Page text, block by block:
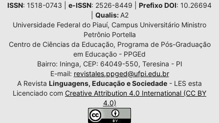
ISSN: 1518-0743 | e-ISSN: 2526-8449 | Prefixo DOI: 10.26694
Qualis: A2
Universidade Federal do Piauí, Campus Universitário Ministro
Petrônio Portella
Centro de Ciências da Educação, Programa de Pós-Graduação
em Educação - PPGEd
Bairro: Ininga, CEP: 64049-550, Teresina - PI
E-mail: revistales.ppged@ufpi.edu.br
A Revista Linguagens, Educação e Sociedade - LES esta
Licenciado com Creative Attribution 4.0 International (CC BY
4.0)